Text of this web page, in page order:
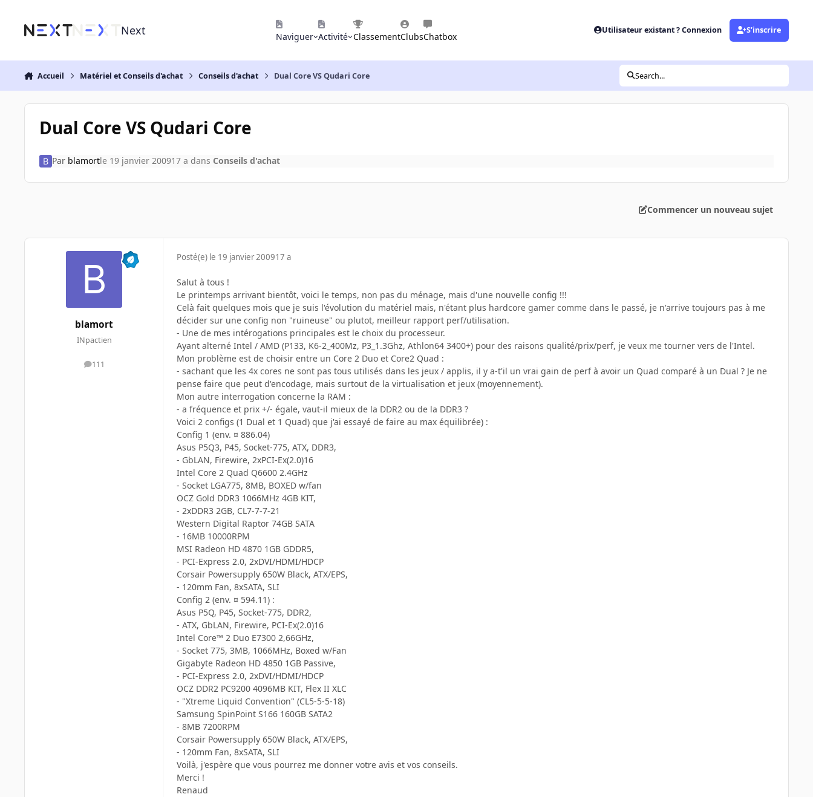
Next Naviguer Activité ClassementClubsChatbox
Utilisateur existant ? Connexion S’inscrire
Accueil Matériel et Conseils d'achat Conseils d'achat Dual Core VS Qudari Core Search...
Dual Core VS Qudari Core
Par blamortle 19 janvier 200917 a dans Conseils d'achat
Commencer un nouveau sujet
blamort
INpactien
111
messages
Posté(e) le 19 janvier 200917 a
Salut à tous !
Le printemps arrivant bientôt, voici le temps, non pas du ménage, mais d'une nouvelle config !!!
Celà fait quelques mois que je suis l'évolution du matériel mais, n'étant plus hardcore gamer comme dans le passé, je n'arrive toujours pas à me
décider sur une config non "ruineuse" ou plutot, meilleur rapport perf/utilisation.
- Une de mes intérogations principales est le choix du processeur.
Ayant alterné Intel / AMD (P133, K6-2_400Mz, P3_1.3Ghz, Athlon64 3400+) pour des raisons qualité/prix/perf, je veux me tourner vers de l'Intel.
Mon problème est de choisir entre un Core 2 Duo et Core2 Quad :
- sachant que les 4x cores ne sont pas tous utilisés dans les jeux / applis, il y a-t'il un vrai gain de perf à avoir un Quad comparé à un Dual ? Je ne
pense faire que peut d'encodage, mais surtout de la virtualisation et jeux (moyennement).
Mon autre interrogation concerne la RAM :
- a fréquence et prix +/- égale, vaut-il mieux de la DDR2 ou de la DDR3 ?
Voici 2 configs (1 Dual et 1 Quad) que j'ai essayé de faire au max équilibrée) :
Config 1 (env. ¤ 886.04)
Asus P5Q3, P45, Socket-775, ATX, DDR3,
- GbLAN, Firewire, 2xPCI-Ex(2.0)16
Intel Core 2 Quad Q6600 2.4GHz
- Socket LGA775, 8MB, BOXED w/fan
OCZ Gold DDR3 1066MHz 4GB KIT,
- 2xDDR3 2GB, CL7-7-7-21
Western Digital Raptor 74GB SATA
- 16MB 10000RPM
MSI Radeon HD 4870 1GB GDDR5,
- PCI-Express 2.0, 2xDVI/HDMI/HDCP
Corsair Powersupply 650W Black, ATX/EPS,
- 120mm Fan, 8xSATA, SLI
Config 2 (env. ¤ 594.11) :
Asus P5Q, P45, Socket-775, DDR2,
- ATX, GbLAN, Firewire, PCI-Ex(2.0)16
Intel Core™ 2 Duo E7300 2,66GHz,
- Socket 775, 3MB, 1066MHz, Boxed w/Fan
Gigabyte Radeon HD 4850 1GB Passive,
- PCI-Express 2.0, 2xDVI/HDMI/HDCP
OCZ DDR2 PC9200 4096MB KIT, Flex II XLC
- "Xtreme Liquid Convention" (CL5-5-5-18)
Samsung SpinPoint S166 160GB SATA2
- 8MB 7200RPM
Corsair Powersupply 650W Black, ATX/EPS,
- 120mm Fan, 8xSATA, SLI
Voilà, j'espère que vous pourrez me donner votre avis et vos conseils.
Merci !
Renaud